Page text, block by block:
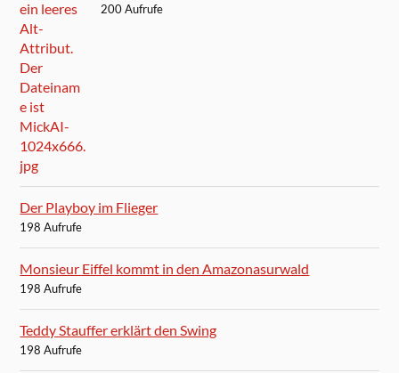
200 Aufrufe
Der Playboy im Flieger
198 Aufrufe
Monsieur Eiffel kommt in den Amazonasurwald
198 Aufrufe
Teddy Stauffer erklärt den Swing
198 Aufrufe